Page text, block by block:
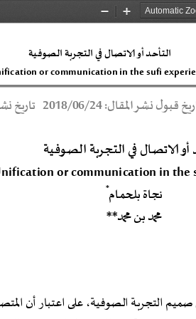
Zoom
Zoom
التأحد أو الاتصال في التجربة الصوفية
or communication in the sufi
لاق
لما رش
نل
وب
قخ :
24
/
06
/
8102 ش
نخي
رات
أو الاتصال في التجربة الصوفية
or communication in the
نجاة بلحمام*
محمد بن محمد**